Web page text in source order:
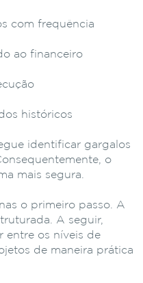
com frequência
ao financeiro
históricos
identificar gargalos
o
mais segura.
o primeiro passo. A
A seguir,
entre os níveis de
de maneira prática